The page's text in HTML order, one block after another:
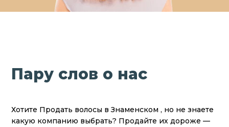
Пару слов о нас
Хотите Продать волосы в Знаменском , но не знаете
какую компанию выбрать? Продайте их дороже —